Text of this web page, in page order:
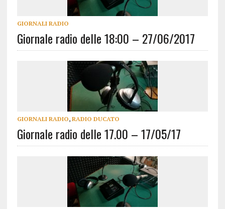
GIORNALI RADIO
Giornale radio delle 18:00 – 27/06/2017
GIORNALI RADIO, RADIO DUCATO
Giornale radio delle 17.00 – 17/05/17